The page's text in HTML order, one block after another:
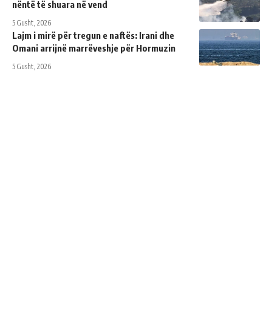
nëntë të shuara në vend
5 Gusht, 2026
Lajm i mirë për tregun e naftës: Irani dhe
Omani arrijnë marrëveshje për Hormuzin
5 Gusht, 2026